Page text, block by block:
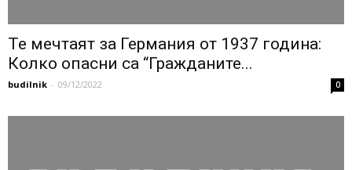
Те мечтаят за Германия от 1937 година:
Колко опасни са “Гражданите...
budilnik - 09/12/2022 0